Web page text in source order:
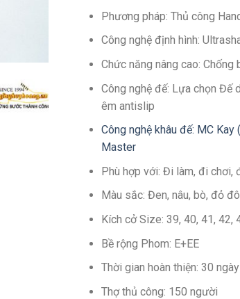
Phương pháp: Thủ công
Công nghệ định hình:
Chức năng nâng cao: Chống
Công nghệ đế: Lựa chọn Đế
êm antislip
Công nghệ khâu đế: MC
Master
Phù hợp với: Đi làm, đi chơi,
Màu sắc: Đen, nâu, bò, đỏ
Kích cở Size: 39, 40, 41,
Bề rộng Phom: E+EE
Thời gian hoàn thiện: 30
Thợ thủ công: 150 người